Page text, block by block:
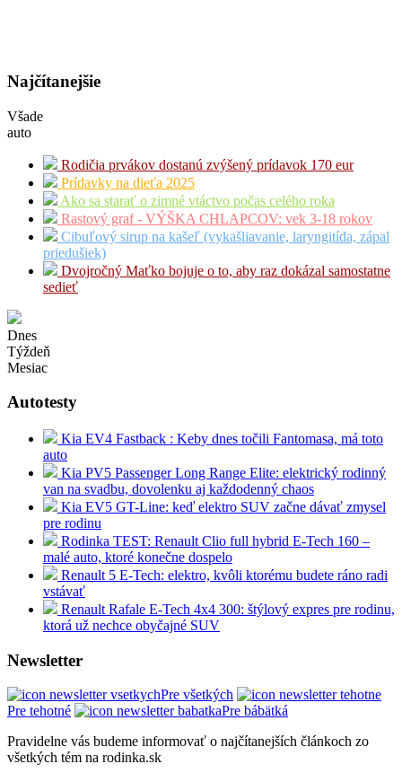
Najčítanejšie
Všade
auto
Rodičia prvákov dostanú zvýšený prídavok 170 eur
Prídavky na dieťa 2025
Ako sa starať o zimné vtáctvo počas celého roka
Rastový graf - VÝŠKA CHLAPCOV: vek 3-18 rokov
Cibuľový sirup na kašeľ (vykašliavanie, laryngitída, zápal
priedušiek)
Dvojročný Maťko bojuje o to, aby raz dokázal samostatne
sedieť
Dnes
Týždeň
Mesiac
Autotesty
Kia EV4 Fastback : Keby dnes točili Fantomasa, má toto
auto
Kia PV5 Passenger Long Range Elite: elektrický rodinný
van na svadbu, dovolenku aj každodenný chaos
Kia EV5 GT-Line: keď elektro SUV začne dávať zmysel
pre rodinu
Rodinka TEST: Renault Clio full hybrid E-Tech 160 –
malé auto, ktoré konečne dospelo
Renault 5 E-Tech: elektro, kvôli ktorému budete ráno radi
vstávať
Renault Rafale E-Tech 4x4 300: štýlový expres pre rodinu,
ktorá už nechce obyčajné SUV
Newsletter
Pre všetkých
Pre tehotné
Pre bábätká
Pravidelne vás budeme informovať o najčítanejších článkoch zo
všetkých tém na rodinka.sk